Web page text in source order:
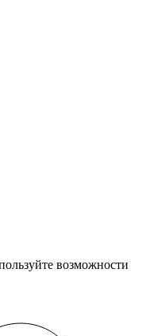
возможности